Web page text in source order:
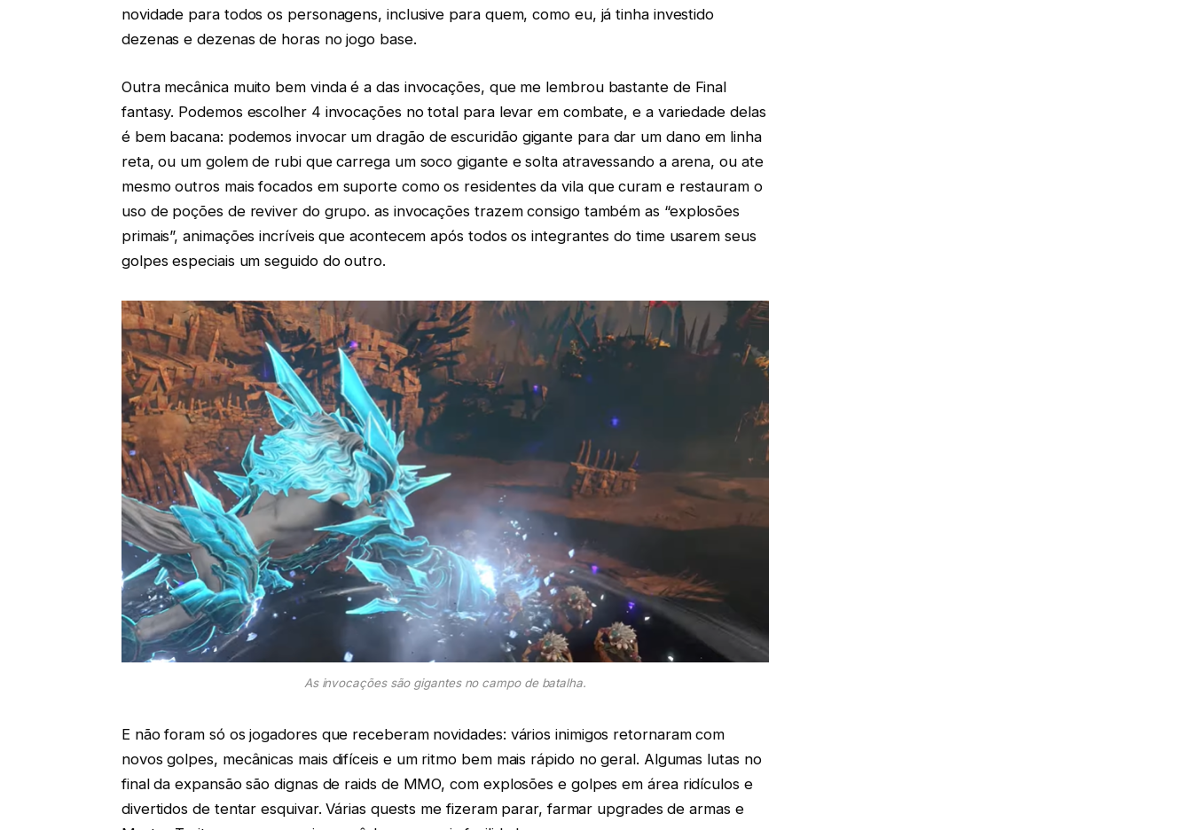
novidade para todos os personagens, inclusive para quem, como eu, já tinha investido
dezenas e dezenas de horas no jogo base.
Outra mecânica muito bem vinda é a das invocações, que me lembrou bastante de Final
fantasy. Podemos escolher 4 invocações no total para levar em combate, e a variedade delas
é bem bacana: podemos invocar um dragão de escuridão gigante para dar um dano em linha
reta, ou um golem de rubi que carrega um soco gigante e solta atravessando a arena, ou ate
mesmo outros mais focados em suporte como os residentes da vila que curam e restauram o
uso de poções de reviver do grupo. as invocações trazem consigo também as “explosões
primais”, animações incríveis que acontecem após todos os integrantes do time usarem seus
golpes especiais um seguido do outro.
As invocações são gigantes no campo de batalha.
E não foram só os jogadores que receberam novidades: vários inimigos retornaram com
novos golpes, mecânicas mais difíceis e um ritmo bem mais rápido no geral. Algumas lutas no
final da expansão são dignas de raids de MMO, com explosões e golpes em área ridículos e
divertidos de tentar esquivar. Várias quests me fizeram parar, farmar upgrades de armas e